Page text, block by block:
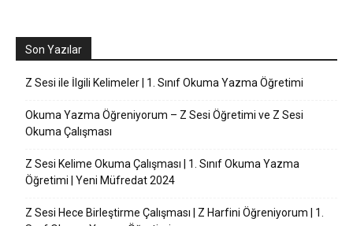
Son Yazılar
Z Sesi ile İlgili Kelimeler | 1. Sınıf Okuma Yazma Öğretimi
Okuma Yazma Öğreniyorum – Z Sesi Öğretimi ve Z Sesi
Okuma Çalışması
Z Sesi Kelime Okuma Çalışması | 1. Sınıf Okuma Yazma
Öğretimi | Yeni Müfredat 2024
Z Sesi Hece Birleştirme Çalışması | Z Harfini Öğreniyorum | 1.